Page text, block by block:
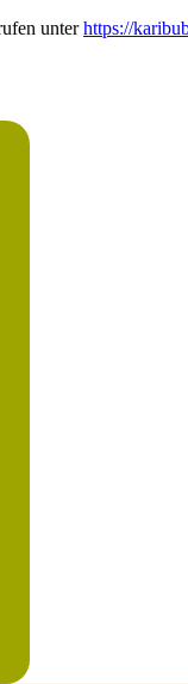
unterhttps://